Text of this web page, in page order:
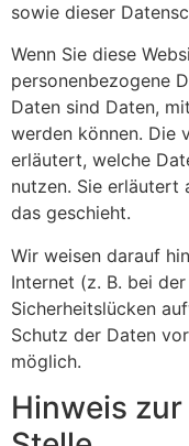
sowie dieser
Wenn Sie diese
personenbezogene
Daten sind Daten,
werden können. Die
erläutert, welche
nutzen. Sie erläutert
das geschieht.
Wir weisen darauf
Internet (z. B. bei
Sicherheitslücken
Schutz der Daten
möglich.
Hinweis